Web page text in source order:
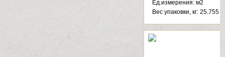
Ед.измерения: м2
Веc упаковки, кг: 25.755